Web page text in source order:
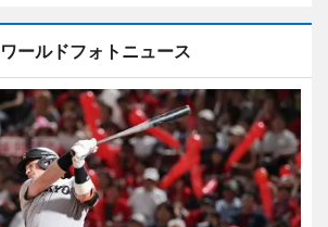
ワールドフォトニュース